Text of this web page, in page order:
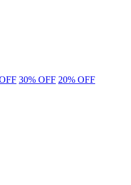
30% OFF 20% OFF